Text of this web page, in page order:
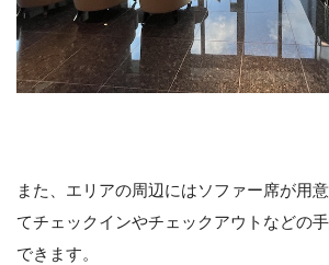
また、エリアの周辺にはソファー席が用
てチェックインやチェックアウトなどの
できます。